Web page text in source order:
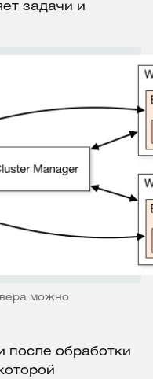
задачи и
можно
после обработки